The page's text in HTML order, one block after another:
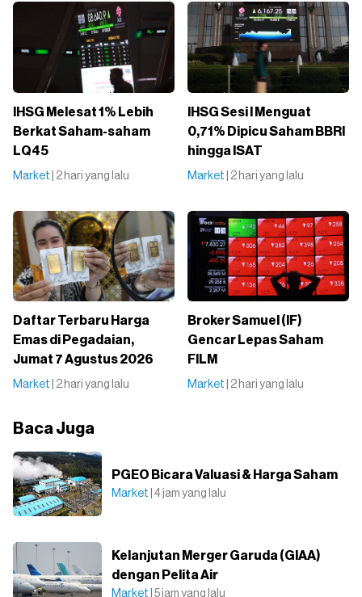
IHSG Melesat 1% Lebih
Berkat Saham-saham
LQ45
Market | 2 hari yang lalu
IHSG Sesi I Menguat
0,71% Dipicu Saham BBRI
hingga ISAT
Market | 2 hari yang lalu
Daftar Terbaru Harga
Emas di Pegadaian,
Jumat 7 Agustus 2026
Market | 2 hari yang lalu
Broker Samuel (IF)
Gencar Lepas Saham
FILM
Market | 2 hari yang lalu
Baca Juga
PGEO Bicara Valuasi & Harga Saham
Market | 4 jam yang lalu
Kelanjutan Merger Garuda (GIAA)
dengan Pelita Air
Market | 5 jam yang lalu